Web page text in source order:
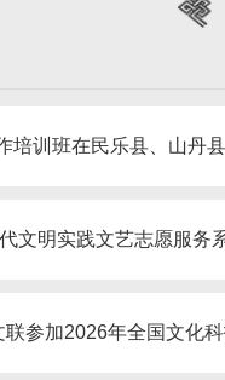
培训班在民乐县、山丹
文明实践文艺志愿服务
参加2026年全国文化科